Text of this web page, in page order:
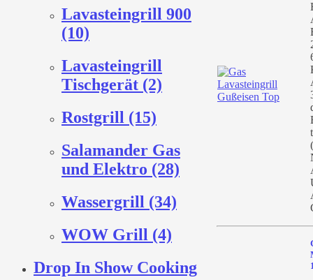
Lavasteingrill 900
(10)
Lavasteingrill
Tischgerät (2)
Rostgrill (15)
Salamander Gas
und Elektro (28)
Wassergrill (34)
WOW Grill (4)
Drop In Show Cooking